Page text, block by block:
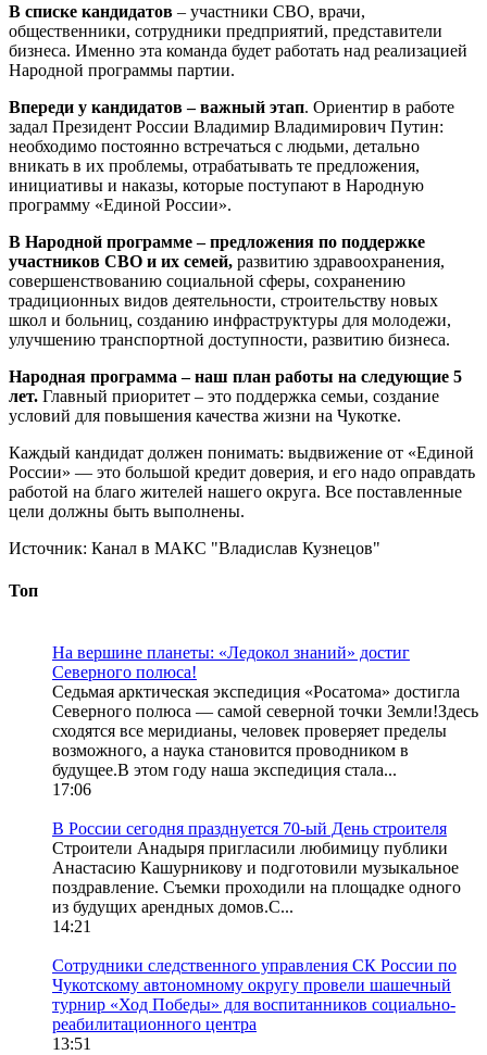
В списке кандидатов – участники СВО, врачи,
общественники, сотрудники предприятий, представители
бизнеса. Именно эта команда будет работать над реализацией
Народной программы партии.
Впереди у кандидатов – важный этап. Ориентир в работе
задал Президент России Владимир Владимирович Путин:
необходимо постоянно встречаться с людьми, детально
вникать в их проблемы, отрабатывать те предложения,
инициативы и наказы, которые поступают в Народную
программу «Единой России».
В Народной программе – предложения по поддержке
участников СВО и их семей, развитию здравоохранения,
совершенствованию социальной сферы, сохранению
традиционных видов деятельности, строительству новых
школ и больниц, созданию инфраструктуры для молодежи,
улучшению транспортной доступности, развитию бизнеса.
Народная программа – наш план работы на следующие 5
лет. Главный приоритет – это поддержка семьи, создание
условий для повышения качества жизни на Чукотке.
Каждый кандидат должен понимать: выдвижение от «Единой
России» — это большой кредит доверия, и его надо оправдать
работой на благо жителей нашего округа. Все поставленные
цели должны быть выполнены.
Источник: Канал в МАКС "Владислав Кузнецов"
Топ
На вершине планеты: «Ледокол знаний» достиг
Северного полюса!
Седьмая арктическая экспедиция «Росатома» достигла
Северного полюса — самой северной точки Земли!Здесь
сходятся все меридианы, человек проверяет пределы
возможного, а наука становится проводником в
будущее.В этом году наша экспедиция стала...
17:06
В России сегодня празднуется 70-ый День строителя
Строители Анадыря пригласили любимицу публики
Анастасию Кашурникову и подготовили музыкальное
поздравление. Съемки проходили на площадке одного
из будущих арендных домов.С...
14:21
Сотрудники следственного управления СК России по
Чукотскому автономному округу провели шашечный
турнир «Ход Победы» для воспитанников социально-
реабилитационного центра
13:51